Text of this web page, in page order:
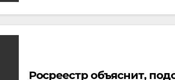
Росреестр объяснит,